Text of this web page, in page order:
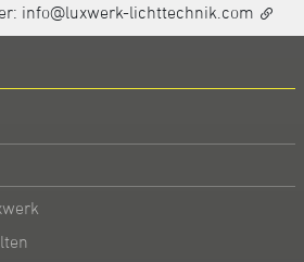
info@luxwerk-lichttechnik.com